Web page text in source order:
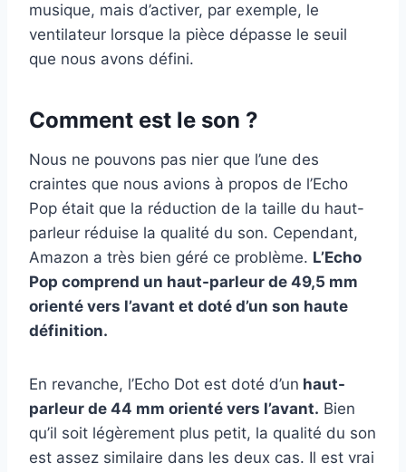
musique, mais d’activer, par exemple, le
ventilateur lorsque la pièce dépasse le seuil
que nous avons défini.
Comment est le son ?
Nous ne pouvons pas nier que l’une des
craintes que nous avions à propos de l’Echo
Pop était que la réduction de la taille du haut-
parleur réduise la qualité du son. Cependant,
Amazon a très bien géré ce problème. L’Echo
Pop comprend un haut-parleur de 49,5 mm
orienté vers l’avant et doté d’un son haute
définition.
En revanche, l’Echo Dot est doté d’un haut-
parleur de 44 mm orienté vers l’avant. Bien
qu’il soit légèrement plus petit, la qualité du son
est assez similaire dans les deux cas. Il est vrai